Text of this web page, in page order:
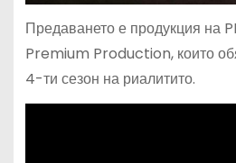
Предаването е продукция на
Premium Production, които
4-ти сезон на риалитито.